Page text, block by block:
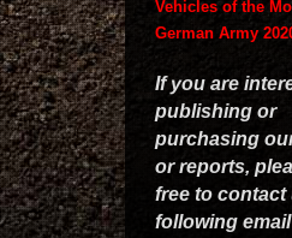
Vehicles of the
German Army
If you are
publishing or
purchasing
or reports,
free to contact
following